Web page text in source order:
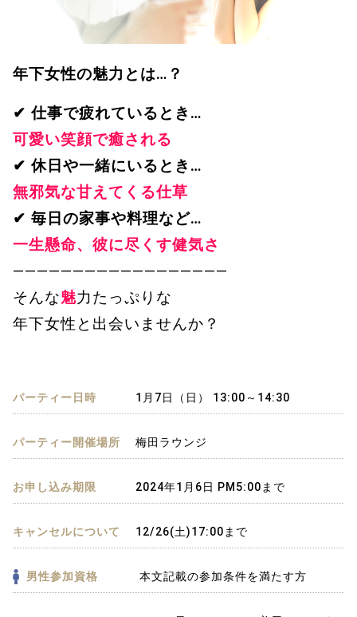
年下女性の魅力とは…？
✔ 仕事で疲れているとき…
可愛い笑顔で癒される
✔ 休日や一緒にいるとき…
無邪気な甘えてくる仕草
✔ 毎日の家事や料理など…
一生懸命、彼に尽くす健気さ
——————————————————
そんな魅力たっぷりな
年下女性と出会いませんか？
パーティー日時 1月7日（日） 13:00～14:30
パーティー開催場所 梅田ラウンジ
お申し込み期限 2024年1月6日 PM5:00まで
キャンセルについて 12/26(土)17:00まで
男性参加資格 本文記載の参加条件を満たす方